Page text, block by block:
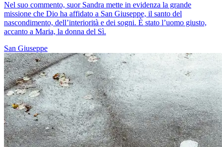
Nel suo commento, suor Sandra mette in evidenza la grande
missione che Dio ha affidato a San Giuseppe, il santo del
nascondimento, dell’interiorità e dei sogni. È stato l’uomo giusto,
accanto a Maria, la donna del Sì.
San Giuseppe